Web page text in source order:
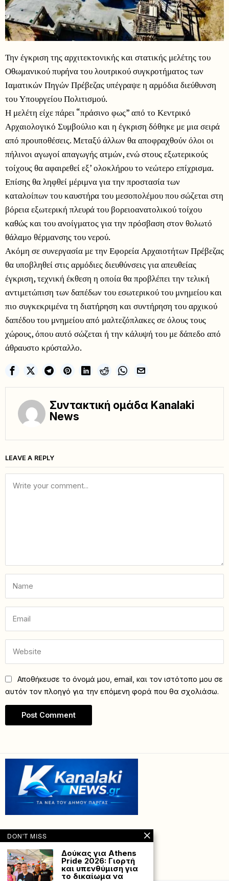
Την έγκριση της αρχιτεκτονικής και στατικής μελέτης του
Οθωμανικού πυρήνα του λουτρικού συγκροτήματος των
Ιαματικών Πηγών Πρέβεζας υπέγραψε η αρμόδια διεύθυνση
του Υπουργείου Πολιτισμού.
Η μελέτη είχε πάρει “πράσινο φως” από το Κεντρικό
Αρχαιολογικό Συμβούλιο και η έγκριση δόθηκε με μια σειρά
από προυποθέσεις. Μεταξύ άλλων θα αποφραχθούν όλοι οι
πήλινοι αγωγοί απαγωγής ατμών, ενώ στους εξωτερικούς
τοίχους θα αφαιρεθεί εξ’ ολοκλήρου το νεώτερο επίχρισμα.
Επίσης θα ληφθεί μέριμνα για την προστασία των
καταλοίπων του καυστήρα του μεσοπολέμου που σώζεται στη
βόρεια εξωτερική πλευρά του βορειοανατολικού τοίχου
καθώς και του ανοίγματος για την πρόσβαση στον θολωτό
θάλαμο θέρμανσης του νερού.
Ακόμη σε συνεργασία με την Εφορεία Αρχαιοτήτων Πρέβεζας
θα υποβληθεί στις αρμόδιες διευθύνσεις για απευθείας
έγκριση, τεχνική έκθεση η οποία θα προβλέπει την τελική
αντιμετώπιση των δαπέδων του εσωτερικού του μνημείου και
πιο συγκεκριμένα τη διατήρηση και συντήρηση του αρχικού
δαπέδου του μνημείου από μαλτεζόπλακες σε όλους τους
χώρους, όπου αυτό σώζεται ή την κάλυψή του με δάπεδο από
άθραυστο κρύσταλλο.
Συντακτική ομάδα Kanalaki
News
LEAVE A REPLY
Αποθήκευσε το όνομά μου, email, και τον ιστότοπο μου σε
αυτόν τον πλοηγό για την επόμενη φορά που θα σχολιάσω.
Powered with by Hostville”)
DON'T MISS
Δούκας για Athens
Pride 2026: Γιορτή
και υπενθύμιση για
το δικαίωμα να